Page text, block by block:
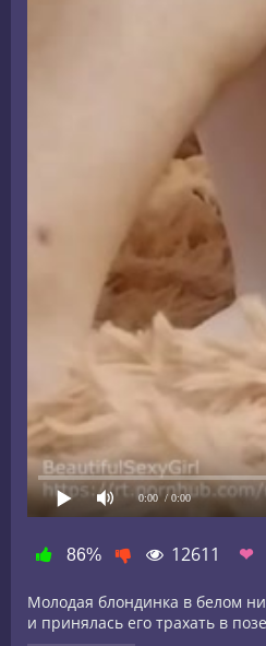
0:00 / 0:00
86% 12611 ❤
Молодая блондинка в белом
и принялась его трахать в